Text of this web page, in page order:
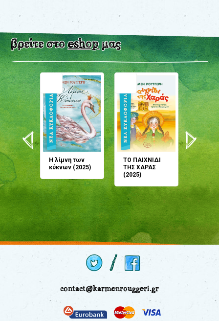
βρείτε στοeshopμας
Η λίμνη των
κύκνων (2025)
ΤΟ ΠΑΙΧΝΙΔΙ
ΤΗΣ ΧΑΡΑΣ
(2025)
μου;
(2024)
contact@karmenrouggeri.gr